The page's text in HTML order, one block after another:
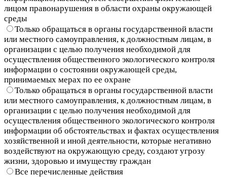
лицом правонарушения в области охраны окружающей
среды
Только обращаться в органы государственной власти
или местного самоуправления, к должностным лицам, в
организации с целью получения необходимой для
осуществления общественного экологического контроля
информации о состоянии окружающей среды,
принимаемых мерах по ее охране
Только обращаться в органы государственной власти
или местного самоуправления, к должностным лицам, в
организации с целью получения необходимой для
осуществления общественного экологического контроля
информации об обстоятельствах и фактах осуществления
хозяйственной и иной деятельности, которые негативно
воздействуют на окружающую среду, создают угрозу
жизни, здоровью и имуществу граждан
Все перечисленные действия